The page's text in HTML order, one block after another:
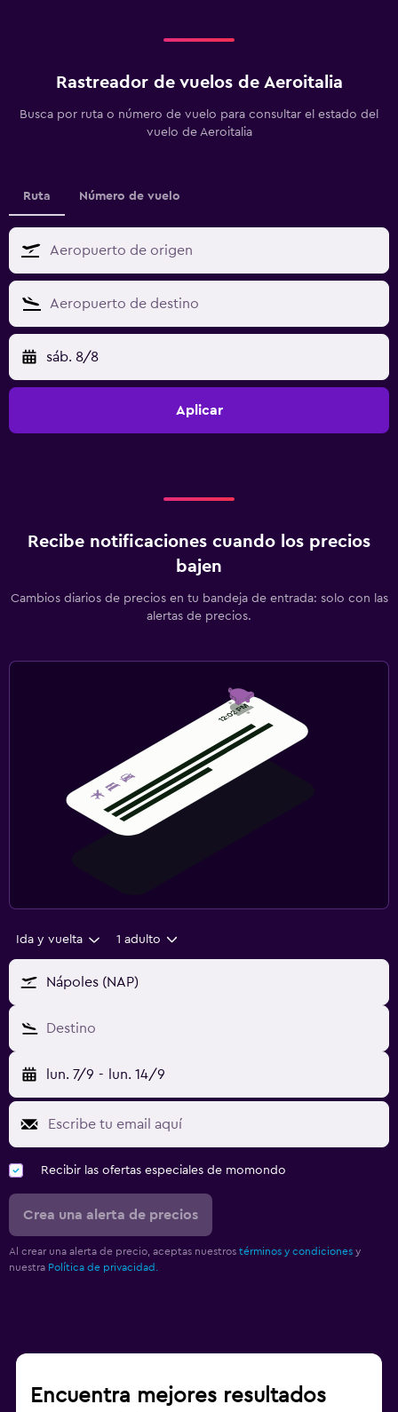
Rastreador de vuelos de Aeroitalia
Busca por ruta o número de vuelo para consultar el estado del
vuelo de Aeroitalia
Ruta Número de vuelo
sáb. 8/8
Aplicar
Recibe notificaciones cuando los precios
bajen
Cambios diarios de precios en tu bandeja de entrada: solo con las
alertas de precios.
Ida y vuelta 1 adulto
Nápoles (NAP)
Destino
lun. 7/9 - lun. 14/9
Recibir las ofertas especiales de momondo
Crea una alerta de precios
Al crear una alerta de precio, aceptas nuestros términos y condiciones y
nuestra Política de privacidad.
Encuentra mejores resultados